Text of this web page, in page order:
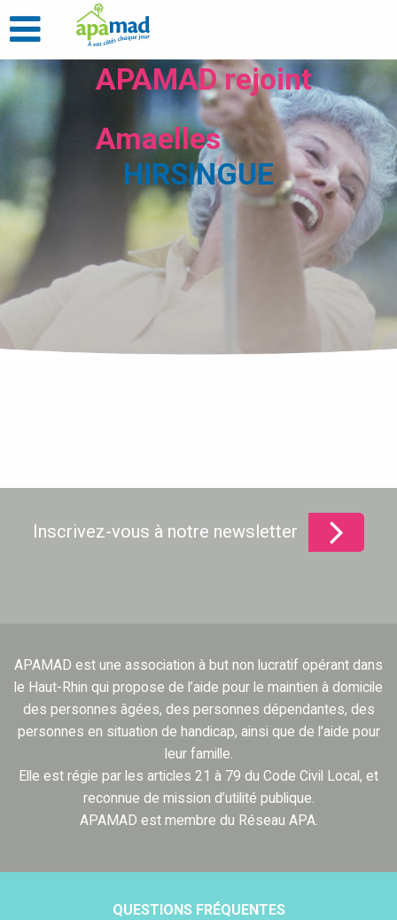
APAMAD rejoint
Amaelles
HIRSINGUE
Inscrivez-vous à notre newsletter
APAMAD est une association à but non lucratif opérant dans
le Haut-Rhin qui propose de l’aide pour le maintien à domicile
des personnes âgées, des personnes dépendantes, des
personnes en situation de handicap, ainsi que de l’aide pour
leur famille.
Elle est régie par les articles 21 à 79 du Code Civil Local, et
reconnue de mission d’utilité publique.
APAMAD est membre du Réseau APA.
QUESTIONS FRÉQUENTES